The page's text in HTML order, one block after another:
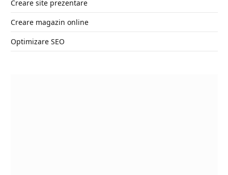
Creare site prezentare
Creare magazin online
Optimizare SEO